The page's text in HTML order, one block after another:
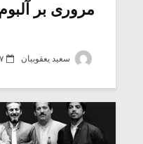
مروری بر
سعید یعقوبیان ۱۷
متن فیلم
شیش و
اگر نمی
بدنام